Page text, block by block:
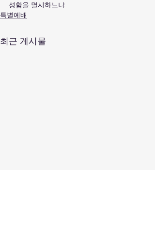
성함을 멸시하느냐
특별예배
최근 게시물